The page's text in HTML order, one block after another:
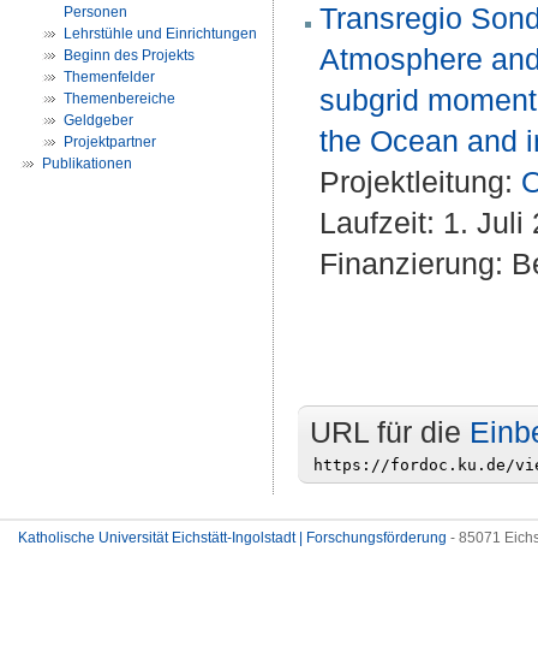
Personen
Lehrstühle und Einrichtungen
Beginn des Projekts
Themenfelder
Themenbereiche
Geldgeber
Projektpartner
Publikationen
Transregio
Atmosphere
subgrid
the Ocean and
Projektleitung:
Laufzeit: 1. Juli
Finanzierung:
URL für die
Katholische Universität Eichstätt-Ingolstadt | Forschungsförderung - 85071